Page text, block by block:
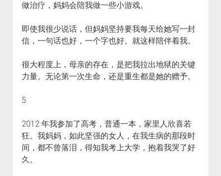
做治疗，妈妈会陪我做一些小游戏。
即使我很少说话，但妈妈坚持要我每天给她写一封
信，一句话也好，一个字也好。就这样陪伴着我。
很大程度上，母亲的存在，是把我拉出地狱的关键
力量。无论第一次生命，还是重生都是她的赠予。
5
2012 年我参加了高考，普通一本，家里人欣喜若
狂。我妈妈，如此坚强的女人，在我生病的那段时
间，都不曾落泪，得知我考上大学，抱着我哭了好
久。